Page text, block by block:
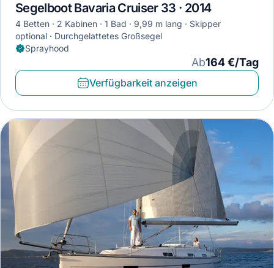
Segelboot Bavaria Cruiser 33 · 2014
4 Betten 2 Kabinen 1 Bad 9,99 m lang
Skipper
optional
Durchgelattetes Großsegel
Sprayhood
Ab164 €/Tag
Verfügbarkeit anzeigen